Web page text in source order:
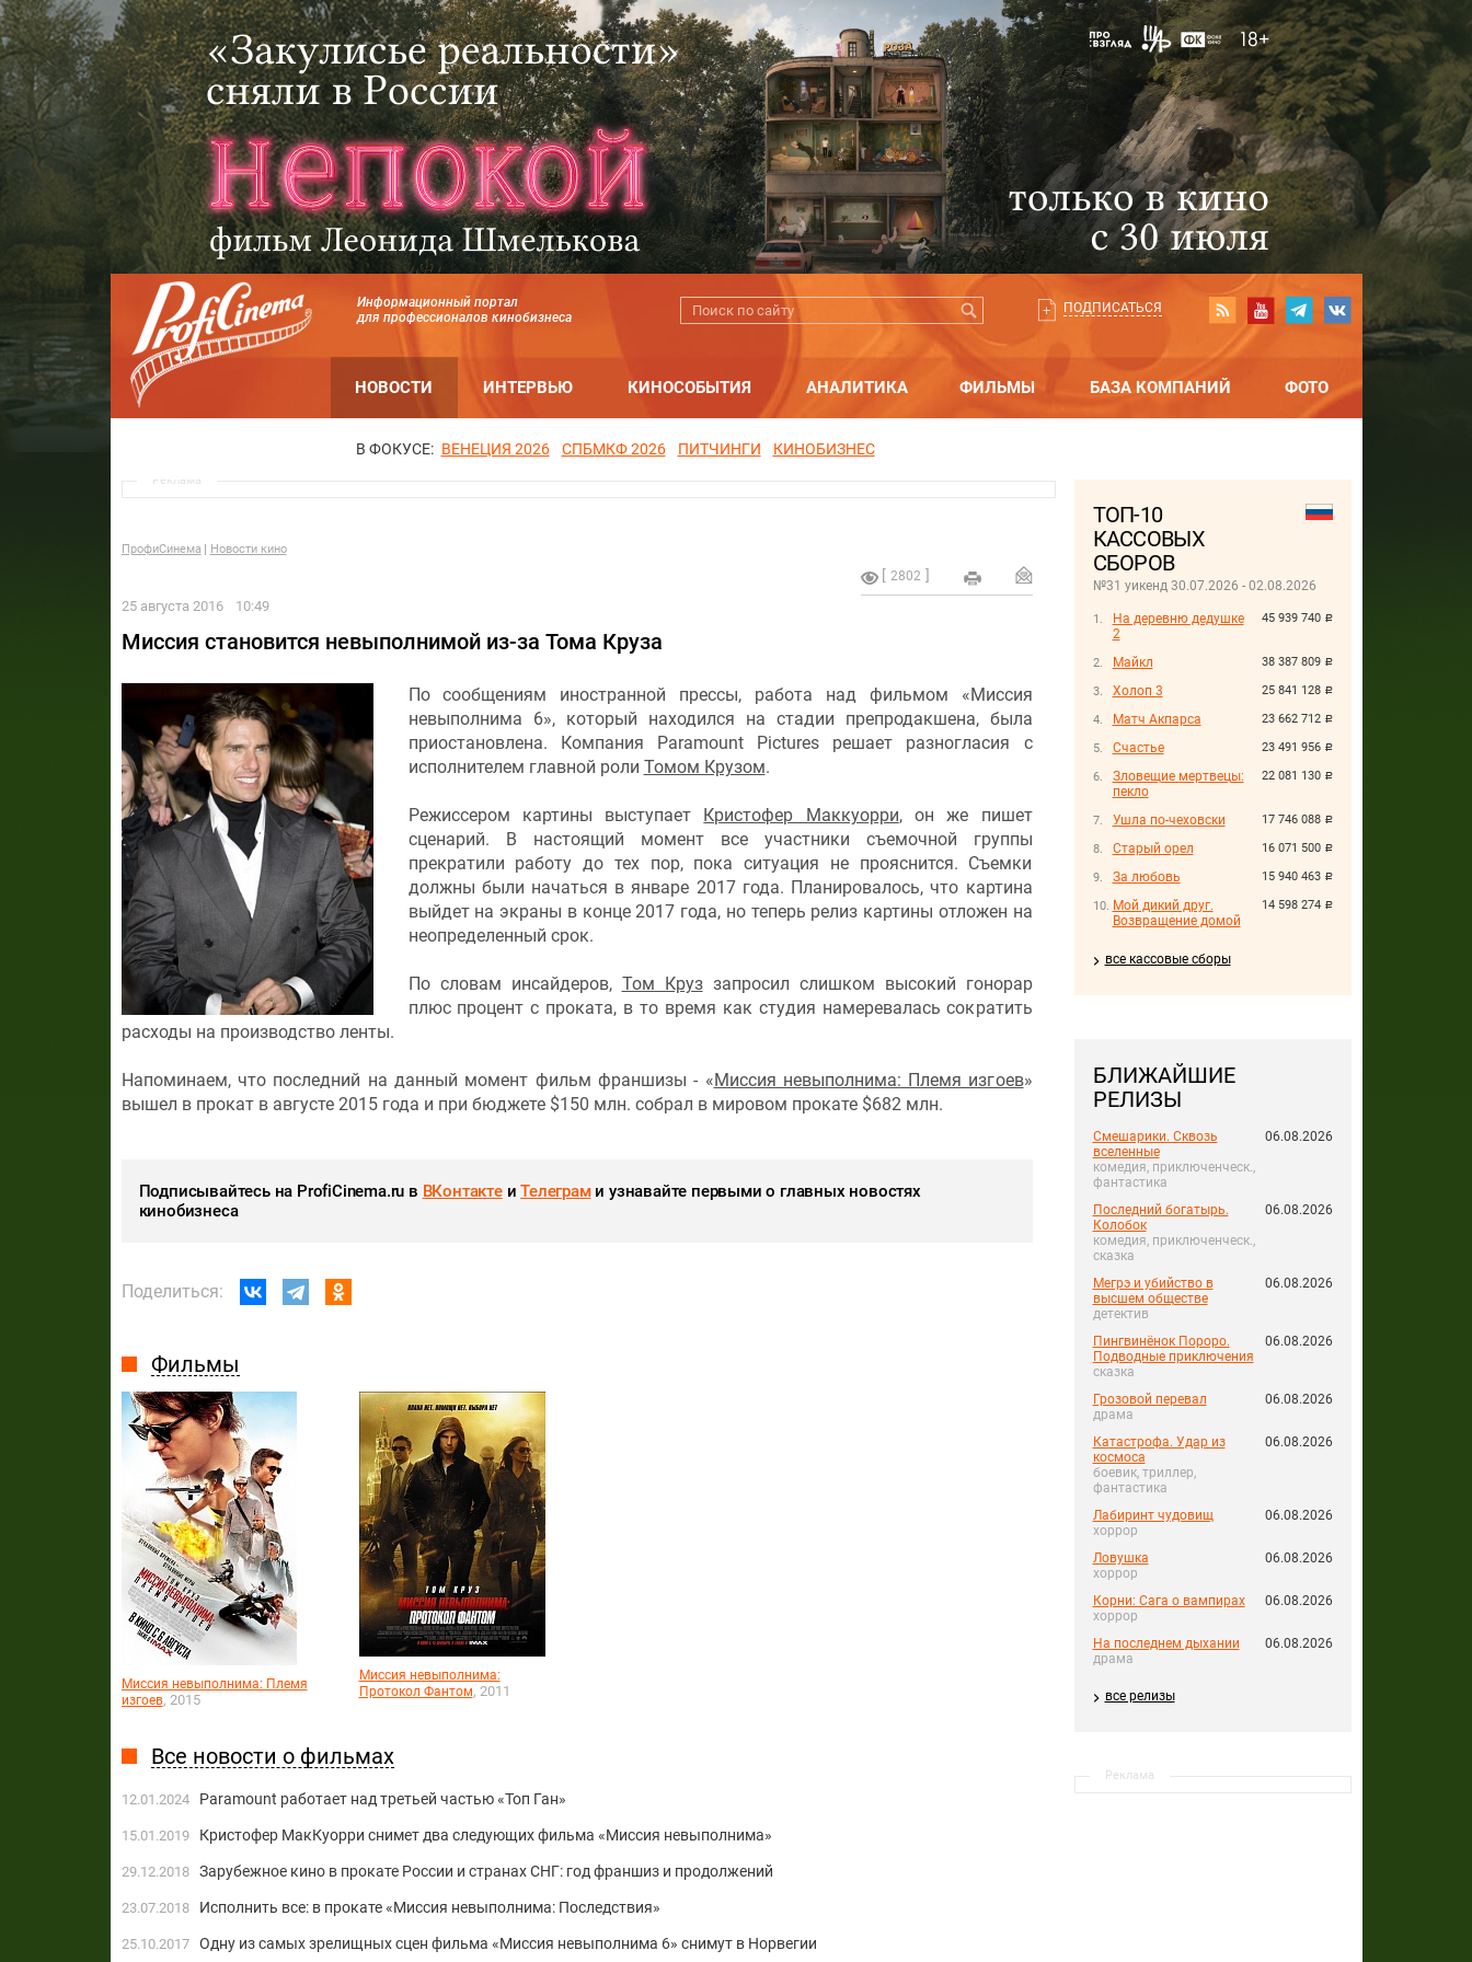
Информационный портал
для профессионалов кинобизнеса
ПОДПИСАТЬСЯ
НОВОСТИ ИНТЕРВЬЮ КИНОСОБЫТИЯ АНАЛИТИКА ФИЛЬМЫ БАЗА КОМПАНИЙ ФОТО
В ФОКУСЕ: ВЕНЕЦИЯ 2026 СПБМКФ 2026 ПИТЧИНГИ КИНОБИЗНЕС
ТОП-10
КАССОВЫХ
СБОРОВ
№31 уикенд 30.07.2026 - 02.08.2026
45 939 740 руб.
На деревню дедушке
2
38 387 809 руб.
Майкл
25 841 128 руб.
Холоп 3
23 662 712 руб.
Матч Акпарса
23 491 956 руб.
Счастье
22 081 130 руб.
Зловещие мертвецы:
пекло
17 746 088 руб.
Ушла по-чеховски
16 071 500 руб.
Старый орел
15 940 463 руб.
За любовь
14 598 274 руб.
Мой дикий друг.
Возвращение домой
все кассовые сборы
БЛИЖАЙШИЕ
РЕЛИЗЫ
Смешарики. Сквозь
вселенные
комедия, приключенческ.,
фантастика
06.08.2026
Последний богатырь.
Колобок
комедия, приключенческ.,
сказка
06.08.2026
Мегрэ и убийство в
высшем обществе
детектив
06.08.2026
Пингвинёнок Пороро.
Подводные приключения
сказка
06.08.2026
Грозовой перевал
драма
06.08.2026
Катастрофа. Удар из
космоса
боевик, триллер,
фантастика
06.08.2026
Лабиринт чудовищ
хоррор
06.08.2026
Ловушка
хоррор
06.08.2026
Корни: Сага о вампирах
хоррор
06.08.2026
На последнем дыхании
драма
06.08.2026
все релизы
Реклама
Реклама
ПрофиСинема Новости кино
2802
25 августа 2016 10:49
Миссия становится невыполнимой из-за Тома Круза
По сообщениям иностранной прессы, работа над фильмом «Миссия
невыполнима 6», который находился на стадии препродакшена, была
приостановлена. Компания Paramount Pictures решает разногласия с
исполнителем главной роли Томом Крузом.
Режиссером картины выступает Кристофер Маккуорри, он же пишет
сценарий. В настоящий момент все участники съемочной группы
прекратили работу до тех пор, пока ситуация не прояснится. Съемки
должны были начаться в январе 2017 года. Планировалось, что картина
выйдет на экраны в конце 2017 года, но теперь релиз картины отложен на
неопределенный срок.
По словам инсайдеров, Том Круззапросил слишком высокий гонорар
плюс процент с проката, в то время как студия намеревалась сократить
расходы на производство ленты.
Напоминаем, что последний на данный момент фильм франшизы - «Миссия невыполнима: Племя изгоев»
вышел в прокат в августе 2015 года и при бюджете $150 млн. собрал в мировом прокате $682 млн.
Подписывайтесь на ProfiCinema.ru в ВКонтактеиТелеграми узнавайте первыми о главных новостях
кинобизнеса
Поделиться:
Фильмы
Миссия невыполнима: Племя
изгоев, 2015
Миссия невыполнима:
Протокол Фантом, 2011
Все новости о фильмах
12.01.2024 Paramount работает над третьей частью «Топ Ган»
15.01.2019 Кристофер МакКуорри снимет два следующих фильма «Миссия невыполнима»
29.12.2018 Зарубежное кино в прокате России и странах СНГ: год франшиз и продолжений
23.07.2018 Исполнить все: в прокате «Миссия невыполнима: Последствия»
25.10.2017 Одну из самых зрелищных сцен фильма «Миссия невыполнима 6» снимут в Норвегии